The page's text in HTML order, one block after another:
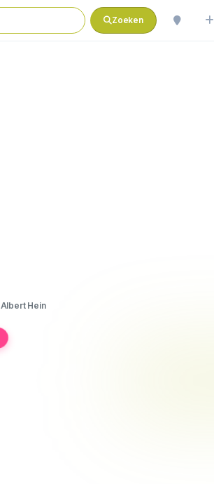
Zoeken
Albert Hein